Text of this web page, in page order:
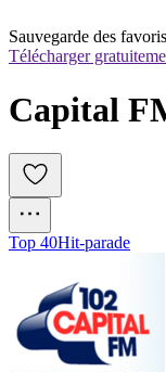
Sauvegarde des favoris
Télécharger
Capital
Top 40Hit-parade